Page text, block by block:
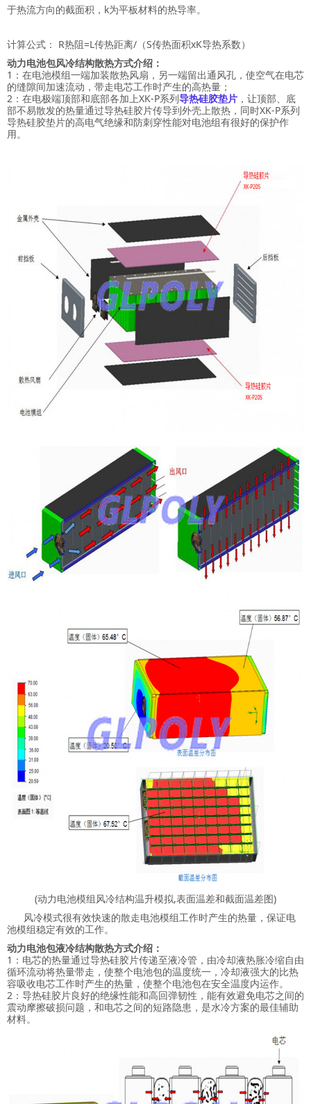
于热流方向的截面积，k为平板材料的热导率。
计算公式： R热阻=L传热距离/（S传热面积xK导热系数）
动力电池包风冷结构散热方式介绍：
1：在电池模组一端加装散热风扇，另一端留出通风孔，使空气在电芯
的缝隙间加速流动，带走电芯工作时产生的高热量；
2：在电极端顶部和底部各加上XK-P系列导热硅胶垫片 ，让顶部、底
部不易散发的热量通过导热硅胶片传导到外壳上散热，同时XK-P系列
导热硅胶垫片的高电气绝缘和防刺穿性能对电池组有很好的保护作
用。
(动力电池模组风冷结构温升模拟,表面温差和截面温差图)
风冷模式很有效快速的散走电池模组工作时产生的热量，保证电
池模组稳定有效的工作。
动力电池包液冷结构散热方式介绍：
1：电芯的热量通过导热硅胶片传递至液冷管，由冷却液热胀冷缩自由
循环流动将热量带走，使整个电池包的温度统一，冷却液强大的比热
容吸收电芯工作时产生的热量，使整个电池包在安全温度内运作。
2：导热硅胶片良好的绝缘性能和高回弹韧性，能有效避免电芯之间的
震动摩擦破损问题，和电芯之间的短路隐患，是水冷方案的最佳辅助
材料。